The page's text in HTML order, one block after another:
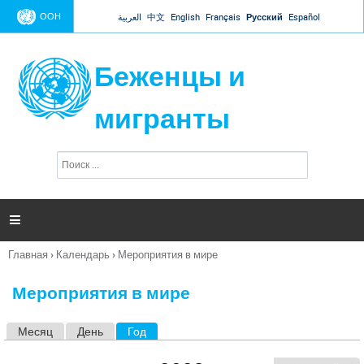
Jump to navigation
ООН العربية 中文 English Français Русский Español
Беженцы и
мигранты
п
и

Вы
Главная › Календарь › Мероприятия в мире
Мероприятия в мире
Месяц День Год